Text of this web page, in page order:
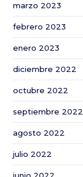
marzo 2023
febrero 2023
enero 2023
diciembre 2022
octubre 2022
septiembre 2022
agosto 2022
julio 2022